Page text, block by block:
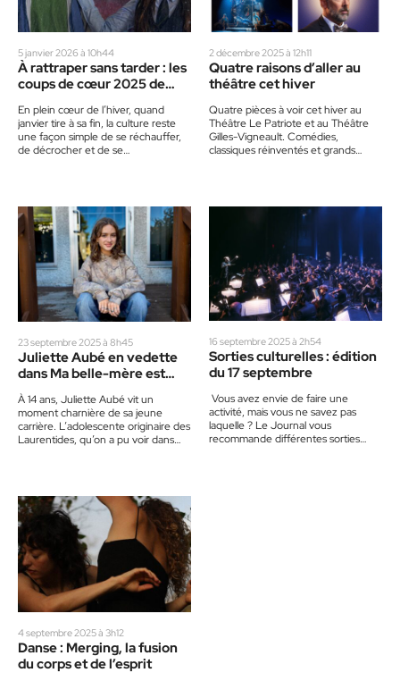
5 janvier 2026 à 10h44
À rattraper sans tarder : les
coups de cœur 2025 de
En plein cœur de l’hiver, quand
janvier tire à sa fin, la culture reste
une façon simple de se réchauffer,
de décrocher et de se…
2 décembre 2025 à 12h11
Quatre raisons d’aller au
théâtre cet hiver
Quatre pièces à voir cet hiver au
Théâtre Le Patriote et au Théâtre
Gilles-Vigneault. Comédies,
classiques réinventés et grands
23 septembre 2025 à 8h45
Juliette Aubé en vedette
dans Ma belle-mère est
une sorcière
À 14 ans, Juliette Aubé vit un
moment charnière de sa jeune
carrière. L’adolescente originaire des
Laurentides, qu’on a pu voir dans
16 septembre 2025 à 2h54
Sorties culturelles : édition
du 17 septembre
Vous avez envie de faire une
activité, mais vous ne savez pas
laquelle ? Le Journal vous
recommande différentes sorties
4 septembre 2025 à 3h12
Danse : Merging, la fusion
du corps et de l’esprit